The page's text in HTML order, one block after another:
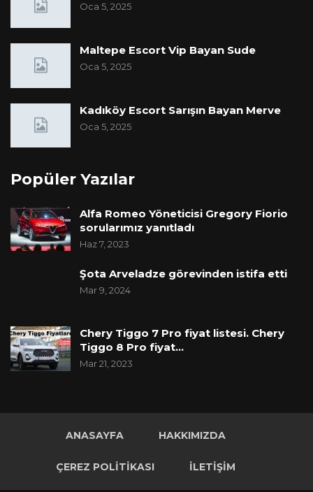
Oca 5, 2025
Maltepe Escort Vip Bayan Sude
Oca 5, 2025
Kadıköy Escort Sarışın Bayan Merve
Oca 5, 2025
Popüler Yazılar
Alfa Romeo Yöneticisi Gregory Fiorio
sorularımız yanıtladı
Haz 7, 2023
Şota Arveladze görevinden istifa etti
Mar 9, 2024
Chery Tiggo 7 Pro fiyat listesi. Chery
Tiggo 8 Pro fiyat…
Mar 21, 2023
ANASAYFA HAKKIMIZDA
ÇEREZ POLITIKASI İLETIŞIM